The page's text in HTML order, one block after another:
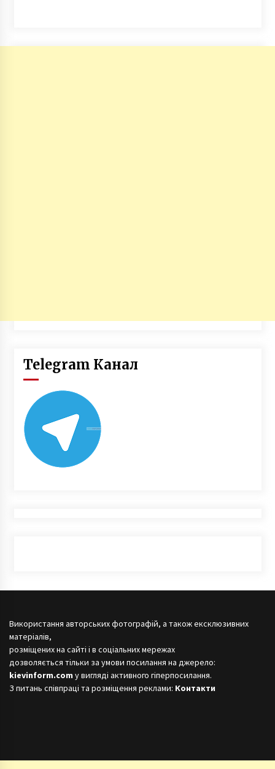
Telegram Канал
Використання авторських фотографій, а також ексклюзивних
матеріалів,
розміщених на сайті і в соціальних мережах
дозволяється тільки за умови посилання на джерело:
kievinform.com у вигляді активного гіперпосилання.
З питань співпраці та розміщення реклами: Контакти